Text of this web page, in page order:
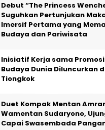
Debut “The Princess
Suguhkan Pertunjukan
Imersif Pertama yang
Budaya dan Pariwisata
Inisiatif Kerja sama
Budaya Dunia Diluncurkan
Tiongkok
Duet Kompak Mentan
Wamentan Sudaryono,
Capai Swasembada